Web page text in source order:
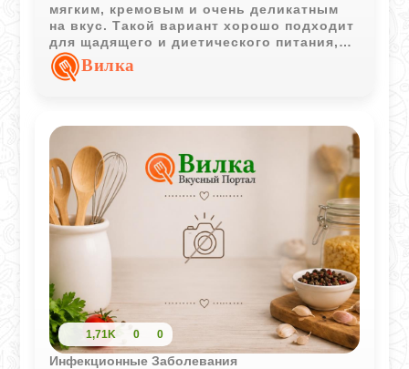
мягким, кремовым и очень деликатным
на вкус. Такой вариант хорошо подходит
для щадящего и диетического питания,
особенно в тёпом виде с небольшим
кусочком сливочного масла.
Вилка
1,71K 0 0
Инфекционные Заболевания